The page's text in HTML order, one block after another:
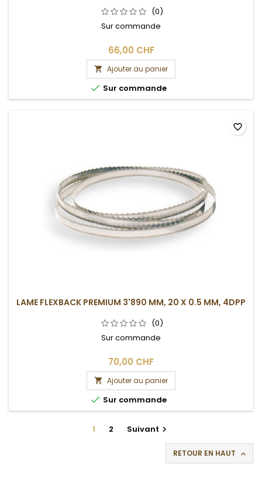
(0)
Sur commande
66,00 CHF
 Ajouter au panier
 Sur commande
LAME FLEXBACK PREMIUM 3'890 MM, 20 X 0.5 MM, 4DPP
(0)
Sur commande
70,00 CHF
 Ajouter au panier
 Sur commande
favorite_border
1 2 Suivant 
RETOUR EN HAUT 